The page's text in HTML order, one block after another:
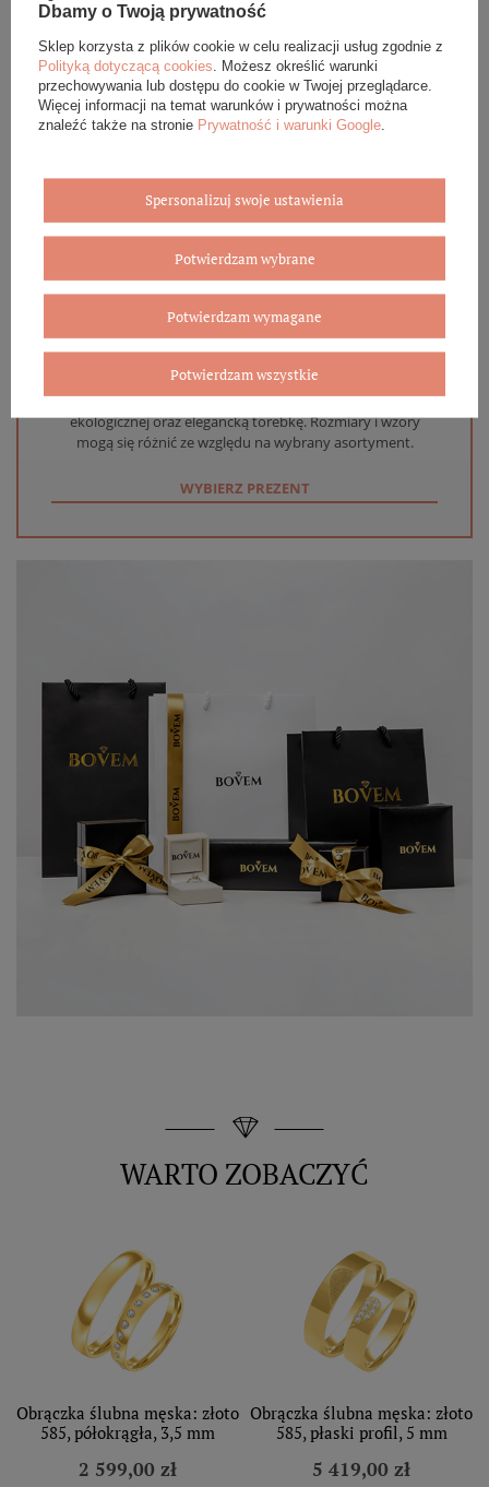
DANE SZCZEGÓŁOWE
OPINIE (0)
GWARANCJA
Eleganckie opakowanie gratis
Biżuterię i zegarki zakupione w sklepie internetowym
BOVEM otrzymasz jako gotowy do wręczenia upominek. Do
każdego zamówienia dołączamy pudełko ze skóry
ekologicznej oraz elegancką torebkę. Rozmiary i wzory
mogą się różnić ze względu na wybrany asortyment.
WYBIERZ PREZENT
WARTO ZOBACZYĆ
Obrączka ślubna męska: złoto
585, półokrągła, 3,5 mm
2 599,00 zł
Obrączka ślubna męska: złoto
585, płaski profil, 5 mm
5 419,00 zł
Dbamy o Twoją prywatność
Sklep korzysta z plików cookie w celu realizacji usług zgodnie z
Polityką dotyczącą cookies . Możesz określić warunki
przechowywania lub dostępu do cookie w Twojej przeglądarce.
Więcej informacji na temat warunków i prywatności można
znaleźć także na stronie Prywatność i warunki Google
Spersonalizuj swoje ustawienia
Potwierdzam wybrane
Potwierdzam wymagane
Potwierdzam wszystkie